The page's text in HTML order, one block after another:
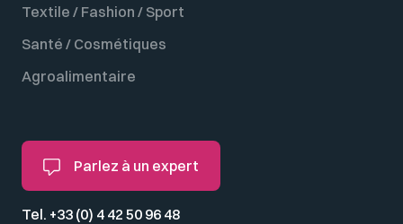
Parlez à un expert
Tel. +33 (0) 4 42 50 96 48
Textile / Fashion / Sport
Santé / Cosmétiques
Agroalimentaire